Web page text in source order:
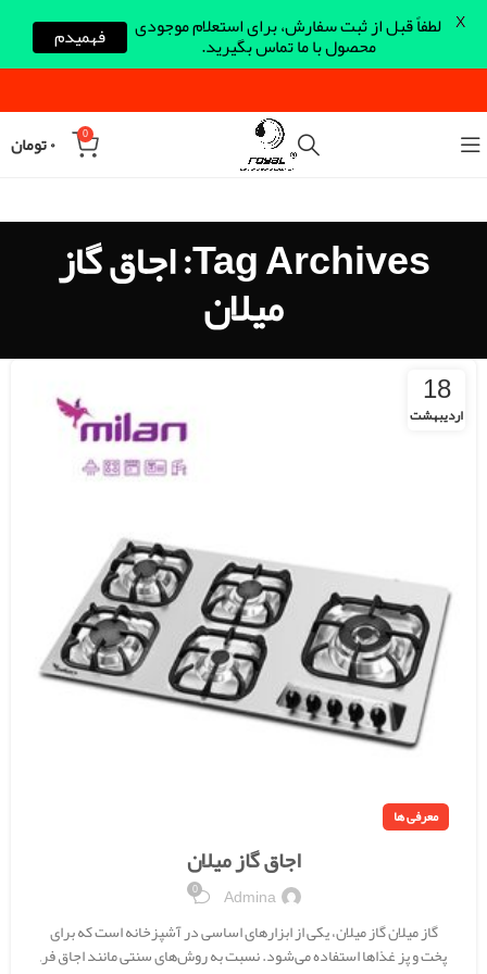
0 ۰تومان
Tag Archives: اجاق گاز
میلان
18
اردیبهشت
معرفی ها
اجاق گاز میلان
Admina
0
گاز میلان گاز میلان، یکی از ابزارهای اساسی در آشپزخانه است که برای
پخت و پز غذاها استفاده می‌شود. نسبت به روش‌های سنتی مانند اجاق فر,
لطفاً قبل از ثبت سفارش، برای استعلام موجودی
محصول با ما تماس بگیرید. فهمیدم X